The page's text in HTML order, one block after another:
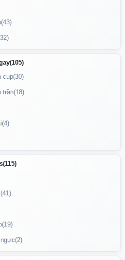
mang lại cảm giác dễ chịu hơn
cất giữ
(43)
(105)
cup(30)
trần(18)
(4)
(115)
(41)
(19)
(2)